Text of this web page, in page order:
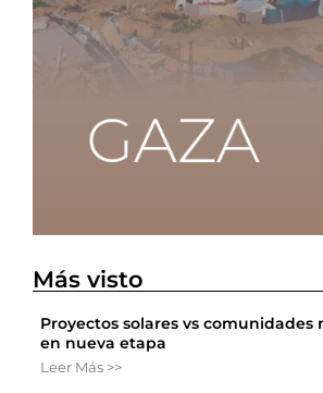
Más visto
Proyectos solares vs comunidades
en nueva etapa
Leer Más >>